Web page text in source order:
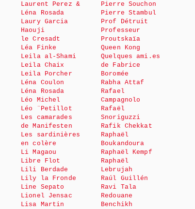
Laurent Perez &
Léna Rosada
Laury Garcia
Haouji
le Cresadt
Léa Finke
Leila al-Shami
Leila Chaix
Leila Porcher
Léna Coulon
Léna Rosada
Léo Michel
Léo ¨Petillot
Les camarades
de Manifesten
Les sardinières
en colère
Li Magaou
Libre Flot
Lili Berdade
Lily la Fronde
Line Sepato
Lionel Jensac
Lisa Martin
Pierre Souchon
Pierre Stambul
Prof Détruit
Professeur
Proutskaïa
Queen Kong
Quelques ami.es
de Fabrice
Boromée
Rabha Attaf
Rafael
Campagnolo
Rafaël
Snoriguzzi
Rafik Chekkat
Raphaël
Boukandoura
Raphaël Kempf
Raphaël
Lebrujah
Raúl Guillén
Ravi Tala
Redouane
Benchikh